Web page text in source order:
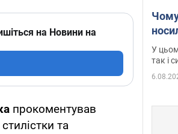
на Новини на
прокоментував
та
У
так і